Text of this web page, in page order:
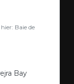
Baie de
Bay